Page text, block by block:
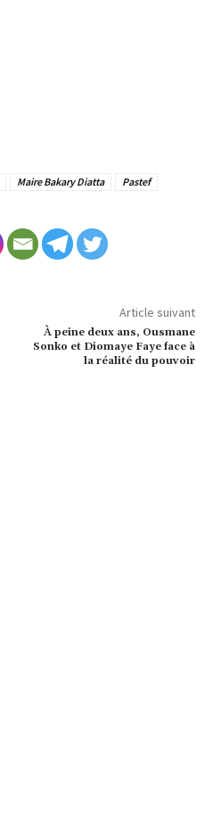
Maire Bakary Diatta Pastef
Article suivant
À peine deux ans, Ousmane
Sonko et Diomaye Faye face à
la réalité du pouvoir